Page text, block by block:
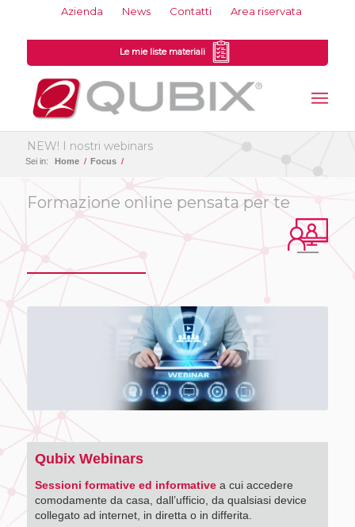
Azienda News Contatti Area riservata
Le mie liste materiali
NEW! I nostri webinars
Sei in: Home / Focus /
Formazione online pensata per te
Qubix Webinars
Sessioni formative ed informativea cui accedere
comodamente da casa, dall’ufficio, da qualsiasi device
collegato ad internet, in diretta o in differita.